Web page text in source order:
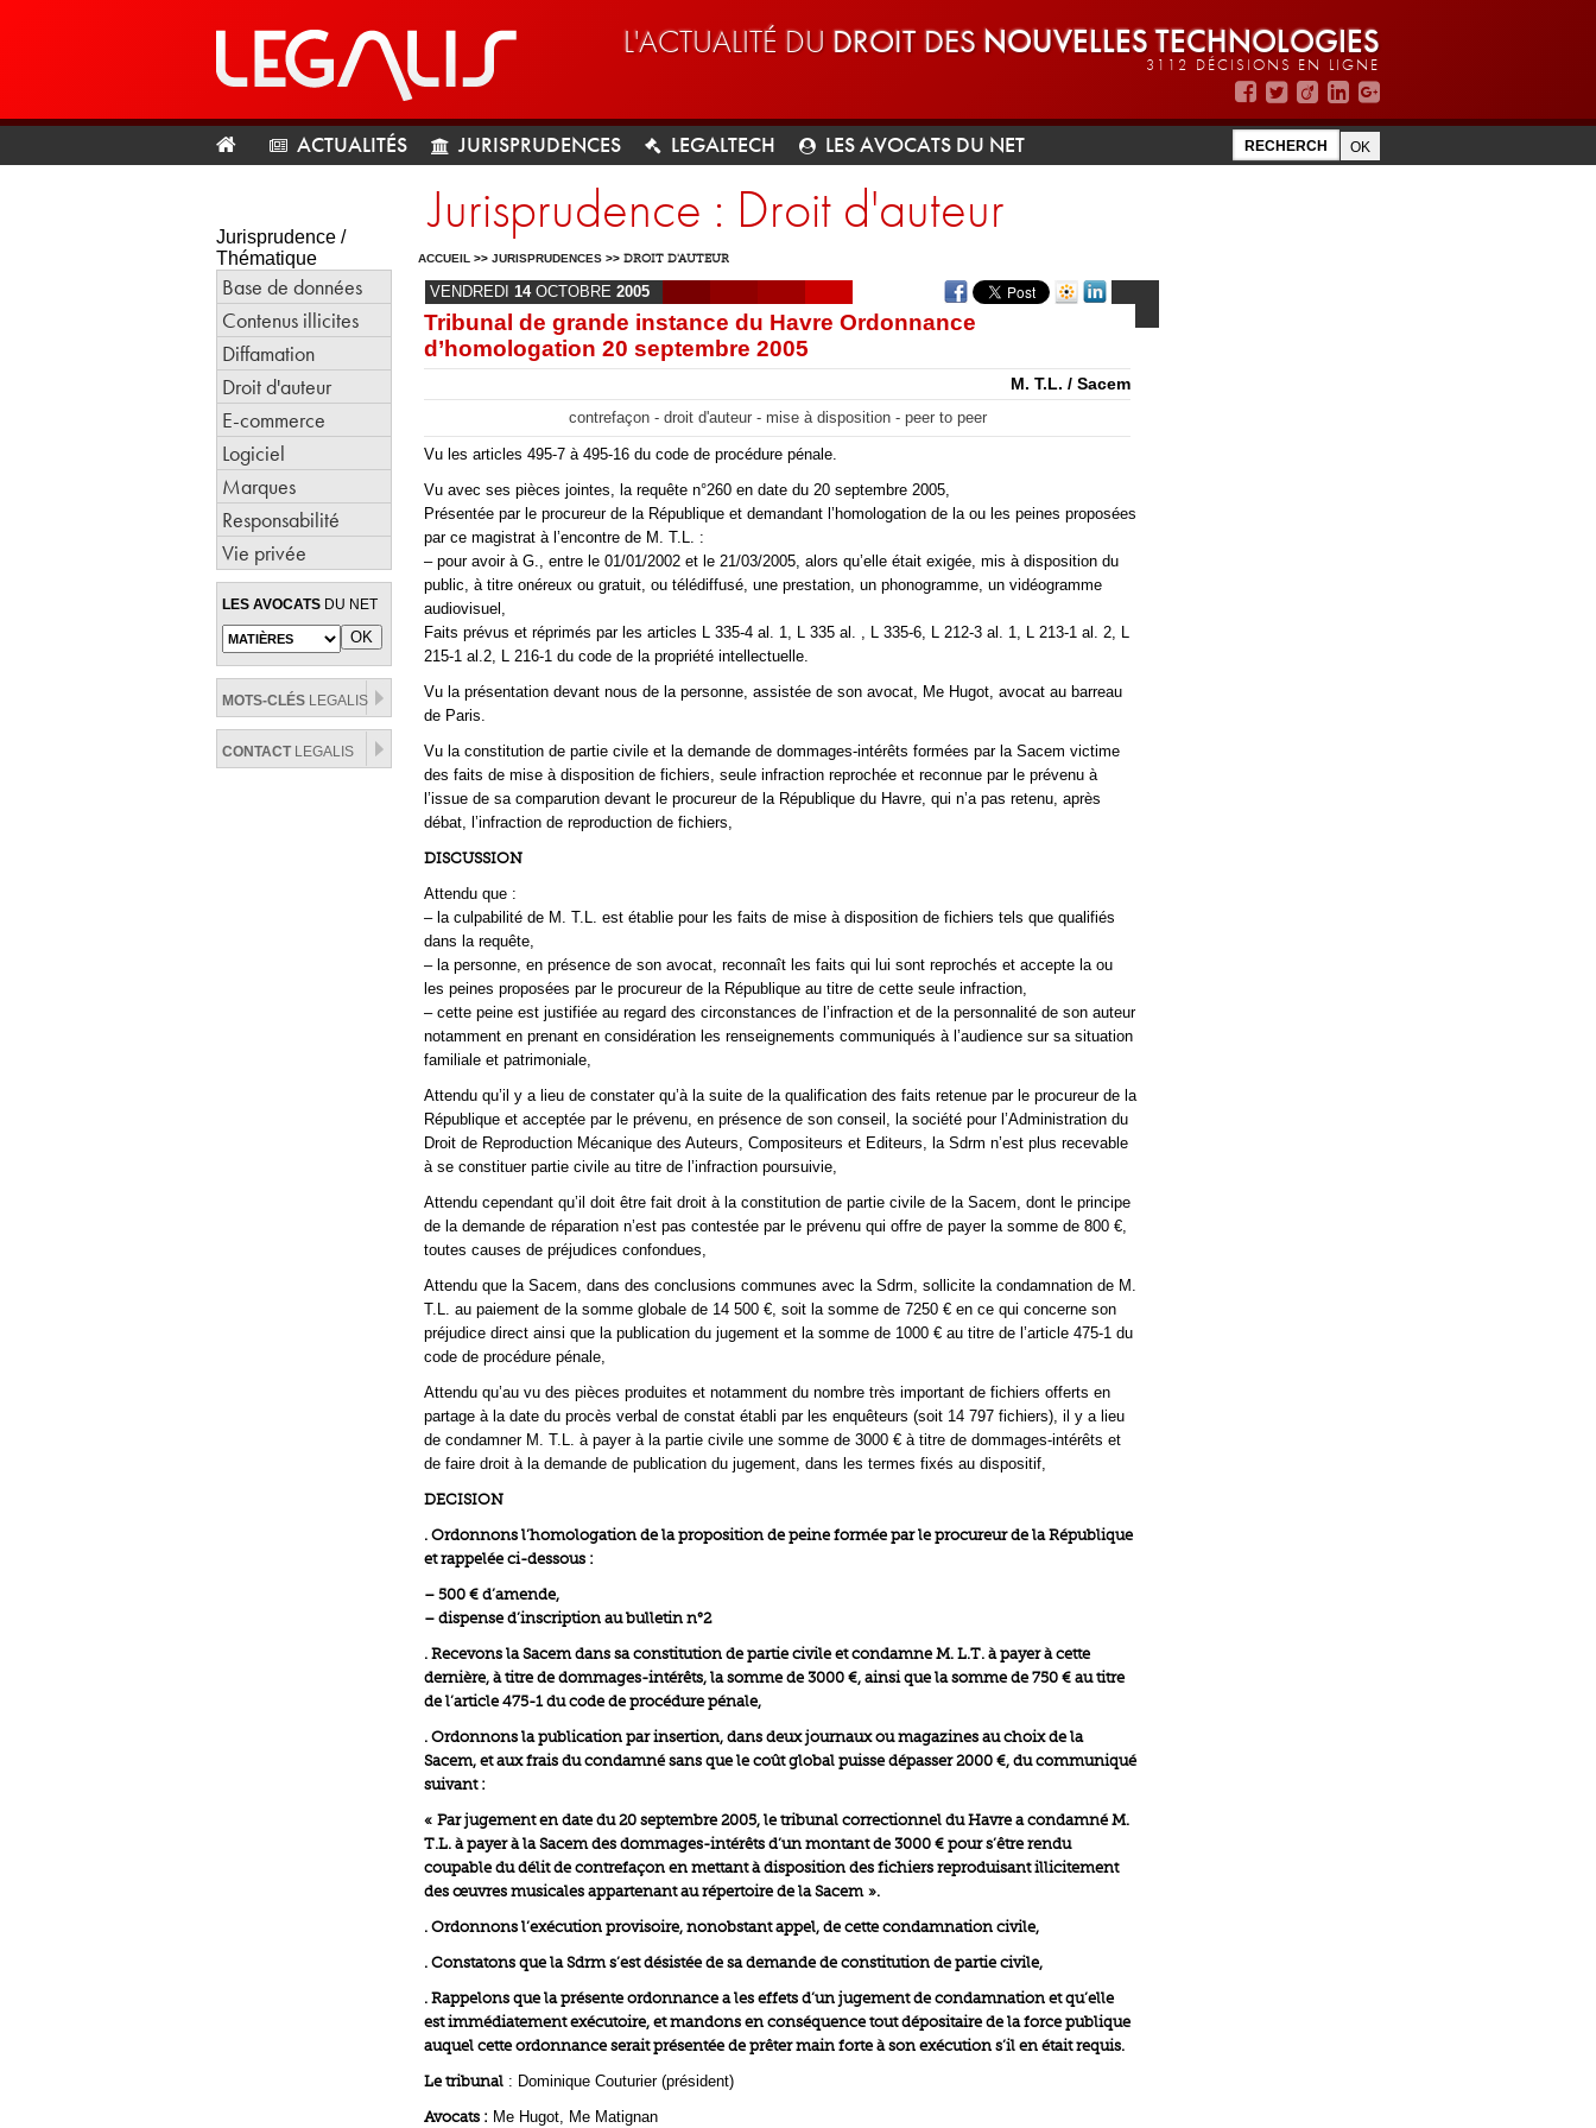
L'ACTUALITÉ DU DROIT DES NOUVELLES TECHNOLOGIES
3112 DÉCISIONS EN LIGNE
ACTUALITÉS JURISPRUDENCES LEGALTECH LES AVOCATS DU NET
Jurisprudence /
Thématique
Base de données
Contenus illicites
Diffamation
Droit d'auteur
E-commerce
Logiciel
Marques
Responsabilité
Vie privée
LES AVOCATS DU NET
MOTS-CLÉS LEGALIS
CONTACTLEGALIS
Jurisprudence : Droit d'auteur
ACCUEIL >> JURISPRUDENCES >> DROIT D'AUTEUR
VENDREDI 14OCTOBRE 2005
Tribunal de grande instance du Havre Ordonnance
d’homologation 20 septembre 2005
M. T.L. / Sacem
contrefaçon - droit d'auteur - mise à disposition - peer to peer
Vu les articles 495-7 à 495-16 du code de procédure pénale.
Vu avec ses pièces jointes, la requête n°260 en date du 20 septembre 2005,
Présentée par le procureur de la République et demandant l’homologation de la ou les peines proposées
par ce magistrat à l’encontre de M. T.L. :
– pour avoir à G., entre le 01/01/2002 et le 21/03/2005, alors qu’elle était exigée, mis à disposition du
public, à titre onéreux ou gratuit, ou télédiffusé, une prestation, un phonogramme, un vidéogramme
audiovisuel,
Faits prévus et réprimés par les articles L 335-4 al. 1, L 335 al. , L 335-6, L 212-3 al. 1, L 213-1 al. 2, L
215-1 al.2, L 216-1 du code de la propriété intellectuelle.
Vu la présentation devant nous de la personne, assistée de son avocat, Me Hugot, avocat au barreau
de Paris.
Vu la constitution de partie civile et la demande de dommages-intérêts formées par la Sacem victime
des faits de mise à disposition de fichiers, seule infraction reprochée et reconnue par le prévenu à
l’issue de sa comparution devant le procureur de la République du Havre, qui n’a pas retenu, après
débat, l’infraction de reproduction de fichiers,
DISCUSSION
Attendu que :
– la culpabilité de M. T.L. est établie pour les faits de mise à disposition de fichiers tels que qualifiés
dans la requête,
– la personne, en présence de son avocat, reconnaît les faits qui lui sont reprochés et accepte la ou
les peines proposées par le procureur de la République au titre de cette seule infraction,
– cette peine est justifiée au regard des circonstances de l’infraction et de la personnalité de son auteur
notamment en prenant en considération les renseignements communiqués à l’audience sur sa situation
familiale et patrimoniale,
Attendu qu’il y a lieu de constater qu’à la suite de la qualification des faits retenue par le procureur de la
République et acceptée par le prévenu, en présence de son conseil, la société pour l’Administration du
Droit de Reproduction Mécanique des Auteurs, Compositeurs et Editeurs, la Sdrm n’est plus recevable
à se constituer partie civile au titre de l’infraction poursuivie,
Attendu cependant qu’il doit être fait droit à la constitution de partie civile de la Sacem, dont le principe
de la demande de réparation n’est pas contestée par le prévenu qui offre de payer la somme de 800 €,
toutes causes de préjudices confondues,
Attendu que la Sacem, dans des conclusions communes avec la Sdrm, sollicite la condamnation de M.
T.L. au paiement de la somme globale de 14 500 €, soit la somme de 7250 € en ce qui concerne son
préjudice direct ainsi que la publication du jugement et la somme de 1000 € au titre de l’article 475-1 du
code de procédure pénale,
Attendu qu’au vu des pièces produites et notamment du nombre très important de fichiers offerts en
partage à la date du procès verbal de constat établi par les enquêteurs (soit 14 797 fichiers), il y a lieu
de condamner M. T.L. à payer à la partie civile une somme de 3000 € à titre de dommages-intérêts et
de faire droit à la demande de publication du jugement, dans les termes fixés au dispositif,
DECISION
. Ordonnons l’homologation de la proposition de peine formée par le procureur de la République
et rappelée ci-dessous :
– 500 € d’amende,
– dispense d’inscription au bulletin n°2
. Recevons la Sacem dans sa constitution de partie civile et condamne M. L.T. à payer à cette
dernière, à titre de dommages-intérêts, la somme de 3000 €, ainsi que la somme de 750 € au titre
de l’article 475-1 du code de procédure pénale,
. Ordonnons la publication par insertion, dans deux journaux ou magazines au choix de la
Sacem, et aux frais du condamné sans que le coût global puisse dépasser 2000 €, du communiqué
suivant :
« Par jugement en date du 20 septembre 2005, le tribunal correctionnel du Havre a condamné M.
T.L. à payer à la Sacem des dommages-intérêts d’un montant de 3000 € pour s’être rendu
coupable du délit de contrefaçon en mettant à disposition des fichiers reproduisant illicitement
des œuvres musicales appartenant au répertoire de la Sacem ».
. Ordonnons l’exécution provisoire, nonobstant appel, de cette condamnation civile,
. Constatons que la Sdrm s’est désistée de sa demande de constitution de partie civile,
. Rappelons que la présente ordonnance a les effets d’un jugement de condamnation et qu’elle
est immédiatement exécutoire, et mandons en conséquence tout dépositaire de la force publique
auquel cette ordonnance serait présentée de prêter main forte à son exécution s’il en était requis.
Le tribunal : Dominique Couturier (président)
Avocats : Me Hugot, Me Matignan